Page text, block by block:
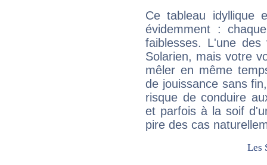
Ce tableau idyllique
évidemment :
faiblesses. L'une
Solarien, mais votre
mêler en même
de jouissance sans
risque de conduire
et parfois à la soif
pire des cas